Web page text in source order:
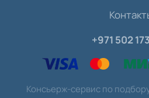
+971 502
Консьерж-сервис по